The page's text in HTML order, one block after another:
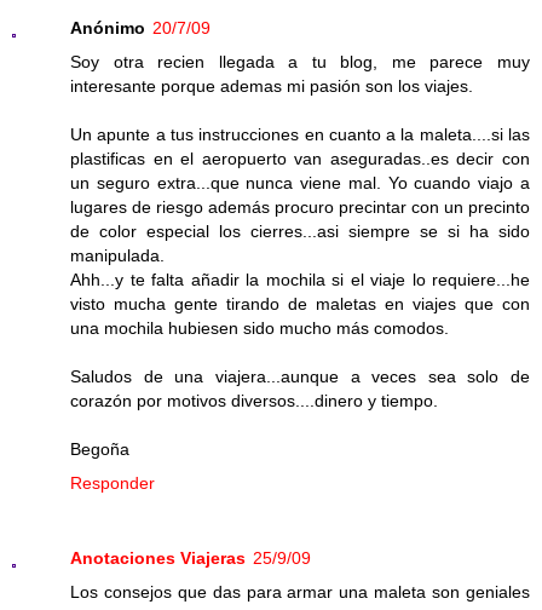
Anónimo 20/7/09
Soy otra recien llegada a tu blog, me parece muy
interesante porque ademas mi pasión son los viajes.
Un apunte a tus instrucciones en cuanto a la maleta....si las
plastificas en el aeropuerto van aseguradas..es decir con
un seguro extra...que nunca viene mal. Yo cuando viajo a
lugares de riesgo además procuro precintar con un precinto
de color especial los cierres...asi siempre se si ha sido
manipulada.
Ahh...y te falta añadir la mochila si el viaje lo requiere...he
visto mucha gente tirando de maletas en viajes que con
una mochila hubiesen sido mucho más comodos.
Saludos de una viajera...aunque a veces sea solo de
corazón por motivos diversos....dinero y tiempo.
Begoña
Responder
Anotaciones Viajeras 25/9/09
Los consejos que das para armar una maleta son geniales